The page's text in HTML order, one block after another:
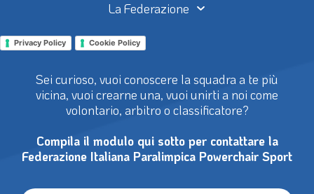
La Federazione
Privacy Policy Cookie Policy
Sei curioso, vuoi conoscere la squadra a te più
vicina, vuoi crearne una, vuoi unirti a noi come
volontario, arbitro o classificatore?
Compila il modulo qui sotto per contattare la
Federazione Italiana Paralimpica Powerchair Sport